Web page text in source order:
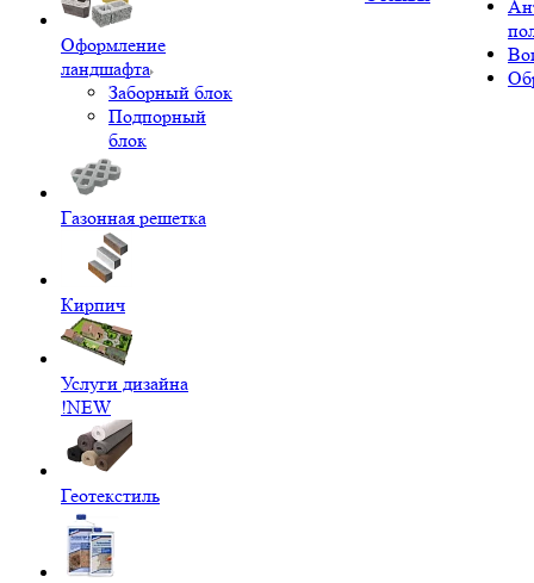
Оформление
ландшафта
Заборный блок
Подпорный
блок
Газонная решетка
Кирпич
Услуги дизайна
!NEW
Геотекстиль